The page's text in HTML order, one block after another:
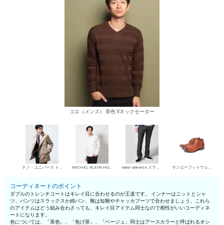
コエ（メンズ） 茶色 Vネックセーター
ナノ・ユニバース トレンチコート（ダブル） MICHEL KLEIN HOMME シャツ nano･universe スラックス サンエーフットウェア 短靴・レザーシューズ
コーディネートのポイント
ダブルのトレンチコートはキレイ目に合わせるのが王道です。 インナーはニットとシャ
ツ、パンツはスラックスか綿パン、靴は短靴やチャッカブーツで合わせましょう。これら
のアイテムはどう組み合わさっても、キレイ目アイテム同士なので相性がいいコーディネ
ートになります。
色については、「茶色」、「焦げ茶」、「ベージュ」同士はアースカラーと呼ばれるオシ